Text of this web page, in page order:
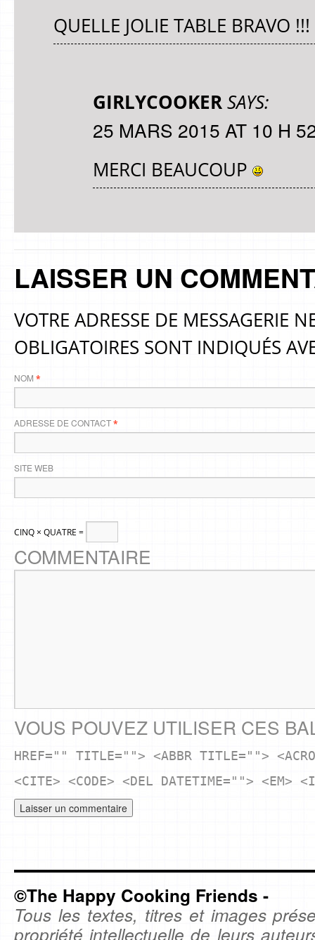
QUELLE JOLIE TABLE BRAVO !!!
GIRLYCOOKERSAYS:
25 MARS 2015 AT 10 H
MERCI BEAUCOUP
LAISSER UN
VOTRE ADRESSE DE MESSAGERIE
OBLIGATOIRES SONT INDIQUÉS
NOM *
ADRESSE DE CONTACT*
SITE WEB
CINQ × QUATRE =
COMMENTAIRE
VOUS POUVEZ UTILISER CES
HREF="" TITLE=""> <ABBR TITLE="">
<CITE> <CODE> <DEL DATETIME=""> <EM>
©The Happy Cooking Friends -
Tous les textes, titres et images
propriété intellectuelle de leurs